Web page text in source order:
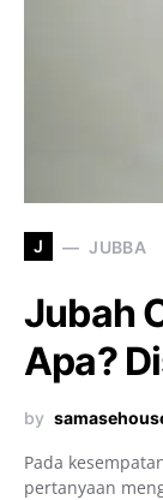
J JUBBA
Jubah
Apa?
by
Pada
pertanyaan